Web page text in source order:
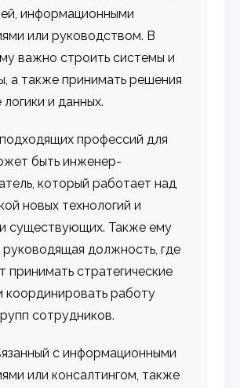
информационными
или руководством. В
важно строить системы и
а также принимать решения
и данных.
профессий для
быть инженер-
который работает над
новых технологий и
существующих. Также ему
должность, где
принимать стратегические
координировать работу
сотрудников.
с информационными
или консалтингом, также